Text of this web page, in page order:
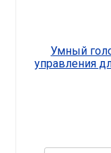
Умный
управления